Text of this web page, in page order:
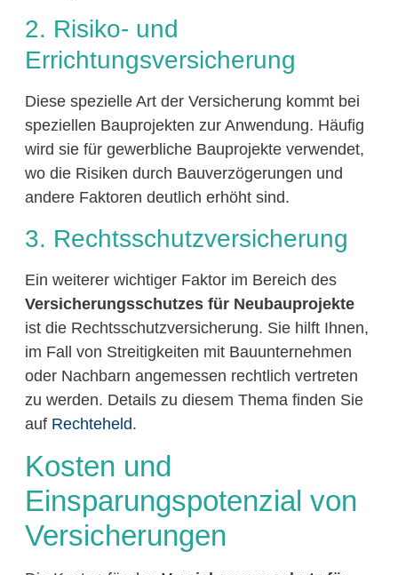
2. Risiko- und
Errichtungsversicherung
Diese spezielle Art der Versicherung kommt bei
speziellen Bauprojekten zur Anwendung. Häufig
wird sie für gewerbliche Bauprojekte verwendet,
wo die Risiken durch Bauverzögerungen und
andere Faktoren deutlich erhöht sind.
3. Rechtsschutzversicherung
Ein weiterer wichtiger Faktor im Bereich des
Versicherungsschutzes für Neubauprojekte
ist die Rechtsschutzversicherung. Sie hilft Ihnen,
im Fall von Streitigkeiten mit Bauunternehmen
oder Nachbarn angemessen rechtlich vertreten
zu werden. Details zu diesem Thema finden Sie
auf Rechteheld.
Kosten und
Einsparungspotenzial von
Versicherungen